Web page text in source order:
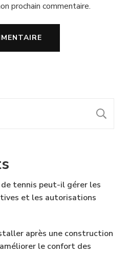
prochain commentaire.
tennis peut-il gérer les
et les autorisations
après une construction
le confort des